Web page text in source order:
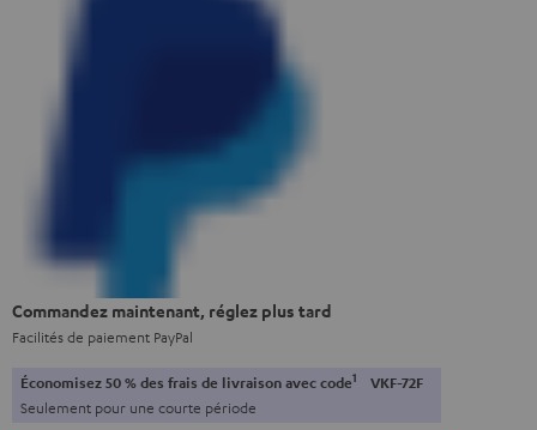
Commandez maintenant, réglez plus tard
Facilités de paiement PayPal
Économisez 50 % des frais de livraison avec code1 VKF-72F
Seulement pour une courte période